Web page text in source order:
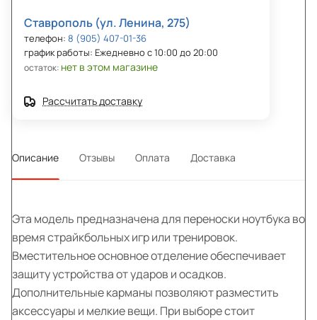
Ставрополь (ул. Ленина, 275)
телефон: 8 (905) 407-01-36
график работы: Ежедневно с 10:00 до 20:00
остаток: нет в этом магазине
Рассчитать доставку
Описание Отзывы Оплата Доставка
Эта модель предназначена для переноски ноутбука во
время страйкбольных игр или тренировок.
Вместительное основное отделение обеспечивает
защиту устройства от ударов и осадков.
Дополнительные карманы позволяют разместить
аксессуары и мелкие вещи. При выборе стоит